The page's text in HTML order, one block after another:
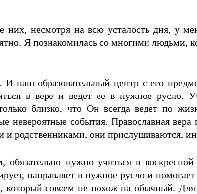
несмотря на всю усталость дня, у
Я познакомилась со многими людьми,
И наш образовательный центр с его
в вере и ведет ее в нужное русло.
близко, что Он всегда ведет по
события. Православная
родственниками, они прислушиваются,
нужно учиться в
направляет в нужное русло и
совсем не похож на обычный. Для